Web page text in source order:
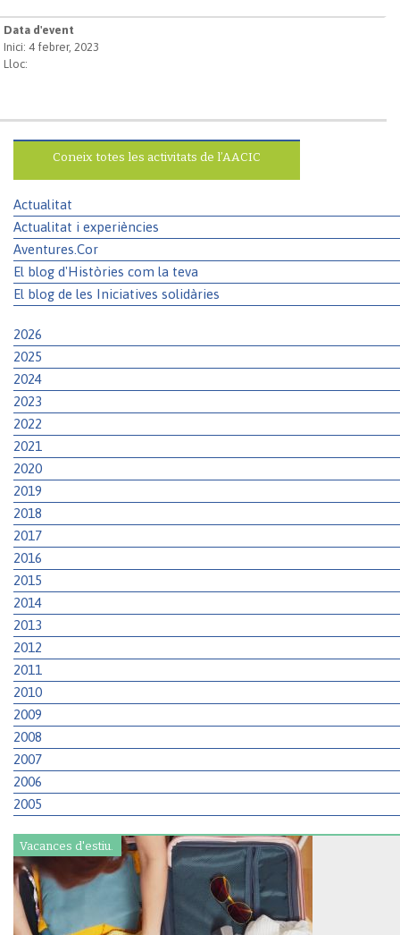
Data d'event
Inici: 4 febrer, 2023
Lloc:
Coneix totes les activitats de l’AACIC
Actualitat
Actualitat i experiències
Aventures.Cor
El blog d'Històries com la teva
El blog de les Iniciatives solidàries
2026
2025
2024
2023
2022
2021
2020
2019
2018
2017
2016
2015
2014
2013
2012
2011
2010
2009
2008
2007
2006
2005
Vacances d'estiu.